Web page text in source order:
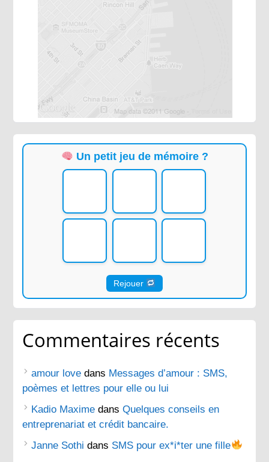
Un petit jeu de mémoire ?
Rejouer
Commentaires récents
amour love dans Messages d’amour : SMS,
poèmes et lettres pour elle ou lui
Kadio Maxime dansQuelques conseils en
entreprenariat et crédit bancaire.
Janne Sothi dans SMS pour ex*i*ter une fille